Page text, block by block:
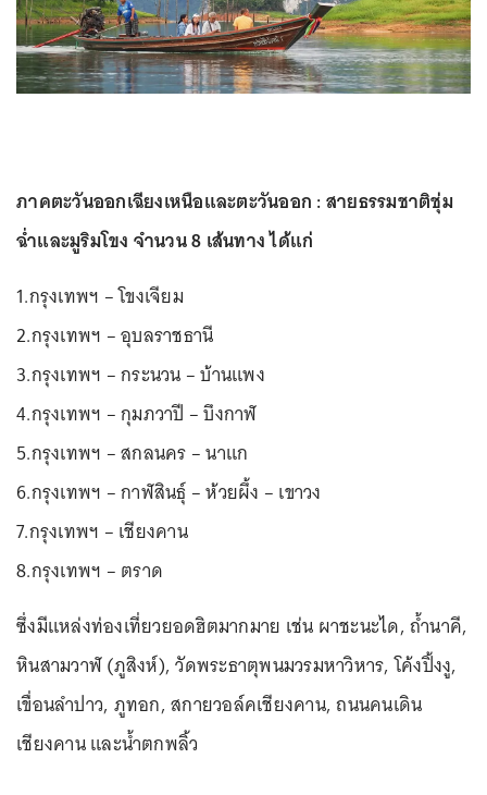
ภาคตะวันออกเฉียงเหนือและตะวันออก : สายธรรมชาติชุ่ม
ฉ่ำและมูริมโขง จำนวน 8 เส้นทาง ได้แก่
1.กรุงเทพฯ – โขงเจียม
2.กรุงเทพฯ – อุบลราชธานี
3.กรุงเทพฯ – กระนวน – บ้านแพง
4.กรุงเทพฯ – กุมภวาปี – บึงกาฬ
5.กรุงเทพฯ – สกลนคร – นาแก
6.กรุงเทพฯ – กาฬสินธุ์ – ห้วยผึ้ง – เขาวง
7.กรุงเทพฯ – เชียงคาน
8.กรุงเทพฯ – ตราด
ซึ่งมีแหล่งท่องเที่ยวยอดฮิตมากมาย เช่น ผาชะนะได, ถ้ำนาคี,
หินสามวาฬ (ภูสิงห์), วัดพระธาตุพนมวรมหาวิหาร, โค้งปิ้งงู,
เขื่อนลำปาว, ภูทอก, สกายวอล์คเชียงคาน, ถนนคนเดิน
เชียงคาน และน้ำตกพลิ้ว